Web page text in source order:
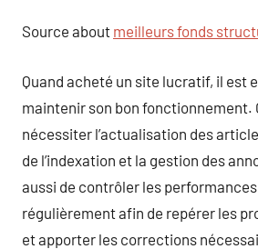
Source about meilleurs fonds
Quand acheté un site lucratif, il est
maintenir son bon fonctionnement.
nécessiter l’actualisation des
de l’indexation et la gestion des
aussi de contrôler les
régulièrement afin de repérer les
et apporter les corrections